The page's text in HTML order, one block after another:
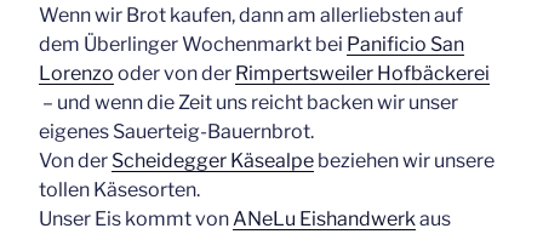
Wenn wir Brot kaufen, dann am allerliebsten auf
dem Überlinger Wochenmarkt bei Panificio San
Lorenzo oder von der Rimpertsweiler Hofbäckerei
– und wenn die Zeit uns reicht backen wir unser
eigenes Sauerteig-Bauernbrot.
Von der Scheidegger Käsealpe beziehen wir unsere
tollen Käsesorten.
Unser Eis kommt vonANeLu Eishandwerkaus